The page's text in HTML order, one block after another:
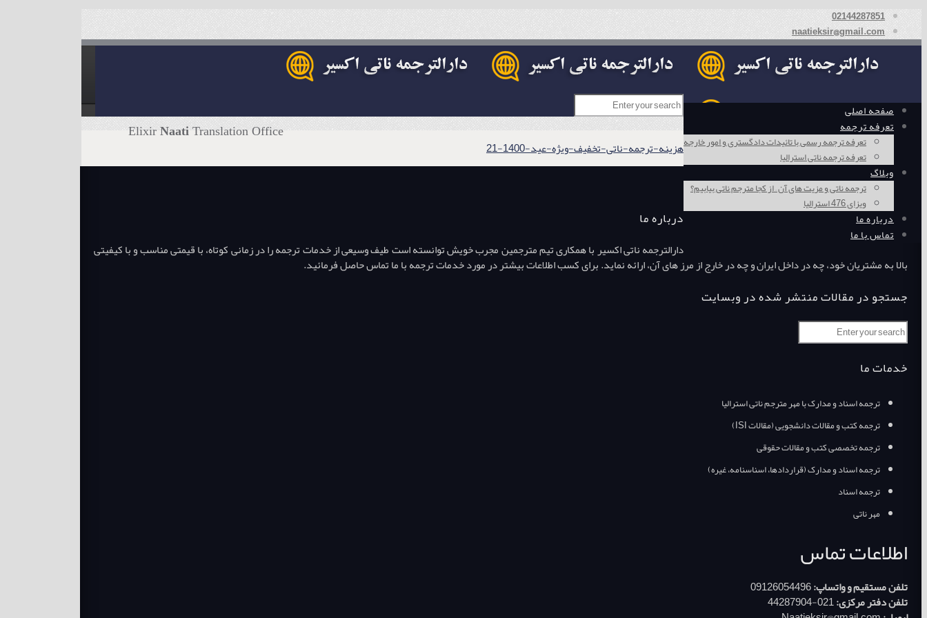
02144287851
naatieksir@gmail.com
صفحه اصلی
تعرفه ترجمه
تعرفه ترجمه رسمی با تائیدات دادگستری و امور خارجه
تعرفه ترجمه ناتی استرالیا
وبلاگ
ترجمه ناتی و مزیت های آن – از کجا مترجم ناتی بیابیم؟
ویزای 476 استرالیا
درباره ما
تماس با ما
Elixir Naati Translation Office
هزینه-ترجمه-ناتی-تخفیف-ویژه-عید-1400-21
درباره ما
دارالترجمه ناتی اکسیر با همکاری تیم مترجمین مجرب خویش توانسته است طیف وسیعی از خدمات ترجمه را در زمانی کوتاه، با قیمتی مناسب و با کیفیتی
بالا به مشتریان خود، چه در داخل ایران و چه در خارج از مرز های آن، ارائه نماید. برای کسب اطلاعات بیشتر در مورد خدمات ترجمه با ما تماس حاصل فرمائید.
جستجو در مقالات منتشر شده در وبسایت
خدمات ما
ترجمه اسناد و مدارک با مهر مترجم ناتی استرالیا
ترجمه کتب و مقالات دانشجویی (مقالات ISI)
ترجمه تخصصی کتب و مقالات حقوقی
ترجمه اسناد و مدارک (قراردادها، اسناسنامه، غیره)
ترجمه اسناد
مهر ناتی
اطلاعات تماس
تلفن مستقیم و واتساپ:09126054496
تلفن دفتر مرکزی: